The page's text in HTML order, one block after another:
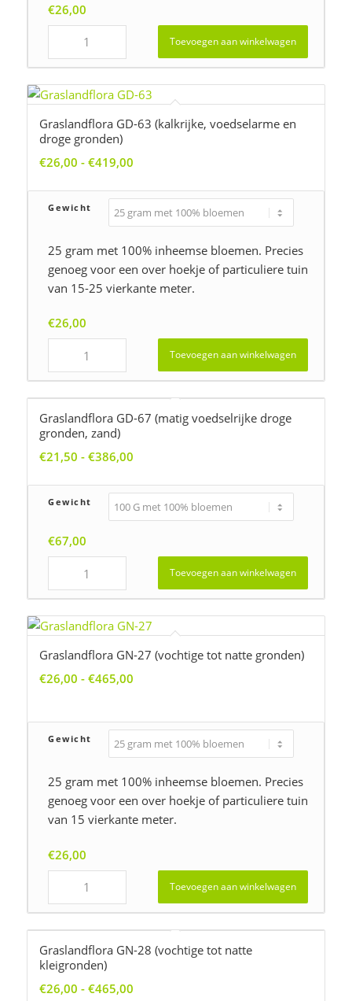
€26,00
Toevoegen aan winkelwagen
Graslandflora GD-63 (kalkrijke, voedselarme en
droge gronden)
€26,00 - €419,00
tot
€419,00
Gewicht
25 gram met 100% inheemse bloemen. Precies
genoeg voor een over hoekje of particuliere tuin
van 15-25 vierkante meter.
€26,00
Toevoegen aan winkelwagen
Graslandflora GD-67 (matig voedselrijke droge
gronden, zand)
€21,50 - €386,00
tot
€386,00
Gewicht
€67,00
Toevoegen aan winkelwagen
Graslandflora GN-27 (vochtige tot natte gronden)
€26,00 - €465,00
€465,00
Gewicht
25 gram met 100% inheemse bloemen. Precies
genoeg voor een over hoekje of particuliere tuin
van 15 vierkante meter.
€26,00
Toevoegen aan winkelwagen
Graslandflora GN-28 (vochtige tot natte
kleigronden)
€26,00 - €465,00